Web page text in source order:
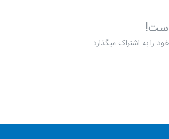
را به اشتراک میگذارد